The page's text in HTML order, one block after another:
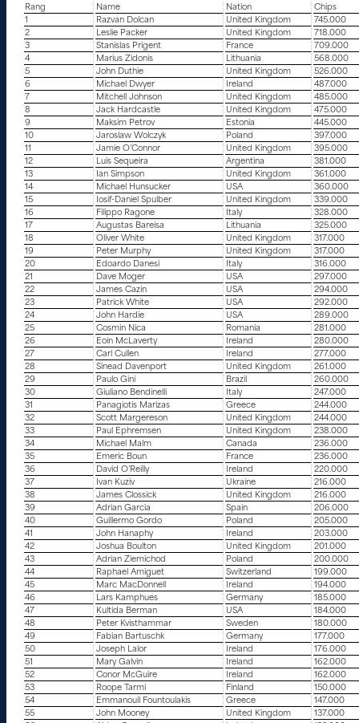
Rang Name Nation Chips
1
Razvan Dolcan United Kingdom 745.000
2
Leslie Packer United Kingdom 718.000
3
Stanislas Prigent France 709.000
4
Marius Zidonis Lithuania 568.000
5
John Duthie United Kingdom 526.000
6
Michael Dwyer Ireland 487.000
7
Mitchell Johnson United Kingdom 485.000
8
Jack Hardcastle United Kingdom 475.000
9
Maksim Petrov Estonia 445.000
10
Jaroslaw Wolczyk Poland 397.000
11
Jamie O’Connor United Kingdom 395.000
12
Luis Sequeira Argentina 381.000
13
Ian Simpson United Kingdom 361.000
14
Michael Hunsucker USA 360.000
15
Iosif-Daniel Spulber United Kingdom 339.000
16
Filippo Ragone Italy 328.000
17
Augustas Bareisa Lithuania 325.000
18
Oliver White United Kingdom 317.000
19
Peter Murphy United Kingdom 317.000
20
Edoardo Danesi Italy 316.000
21
Dave Moger USA 297.000
22
James Cazin USA 294.000
23
Patrick White USA 292.000
24
John Hardie USA 289.000
25
Cosmin Nica Romania 281.000
26
Eoin McLaverty Ireland 280.000
27
Carl Cullen Ireland 277.000
28
Sinead Davenport United Kingdom 261.000
29
Paulo Gini Brazil 260.000
30
Giuliano Bendinelli Italy 247.000
31
Panagiotis Marizas Greece 244.000
32
Scott Margereson United Kingdom 244.000
33
Paul Ephremsen United Kingdom 238.000
34
Michael Malm Canada 236.000
35
Emeric Boun France 236.000
36
David O’Reilly Ireland 220.000
37
Ivan Kuziv Ukraine 216.000
38
James Clossick United Kingdom 216.000
39
Adrian Garcia Spain 206.000
40
Guillermo Gordo Poland 205.000
41
John Hanaphy Ireland 203.000
42
Joshua Boulton United Kingdom 201.000
43
Adrian Ziemichod Poland 200.000
44
Raphael Amiguet Switzerland 199.000
45
Marc MacDonnell Ireland 194.000
46
Lars Kamphues Germany 185.000
47
Kultida Berman USA 184.000
48
Peter Kvisthammar Sweden 180.000
49
Fabian Bartuschk Germany 177.000
50
Joseph Lalor Ireland 176.000
51
Mary Galvin Ireland 162.000
52
Conor McGuire Ireland 162.000
53
Roope Tarmi Finland 150.000
54
Emmanouil Fountoulakis Greece 147.000
55
John Mooney United Kingdom 137.000